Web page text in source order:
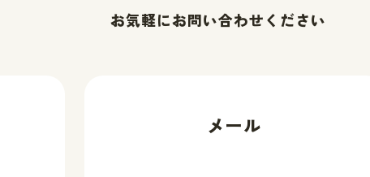
お気軽にお問い合わせください
メール